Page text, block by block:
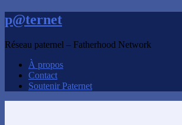
p@ternet
Réseau paternel – Fatherhood Network
À propos
Contact
Soutenir Paternet